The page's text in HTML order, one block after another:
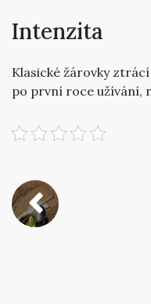
Intenzita
Klasické žárovky
po první roce užívání,